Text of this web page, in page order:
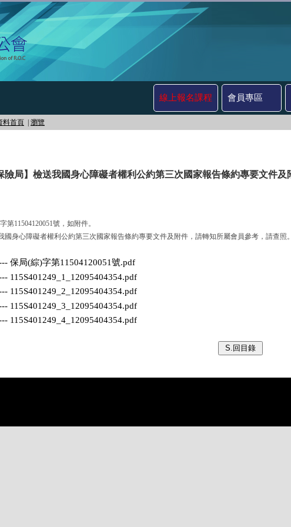
線上報名課程 會員專區
料首頁 瀏覽
險局】檢送我國身心障礙者權利公約第三次國家報告條約專要文件及
第11504120051號，如附件。
國身心障礙者權利公約第三次國家報告條約專要文件及附件，請轉知所屬會員參考，請查照。
保局(綜)字第11504120051號.pdf
115S401249_1_12095404354.pdf
115S401249_2_12095404354.pdf
115S401249_3_12095404354.pdf
115S401249_4_12095404354.pdf